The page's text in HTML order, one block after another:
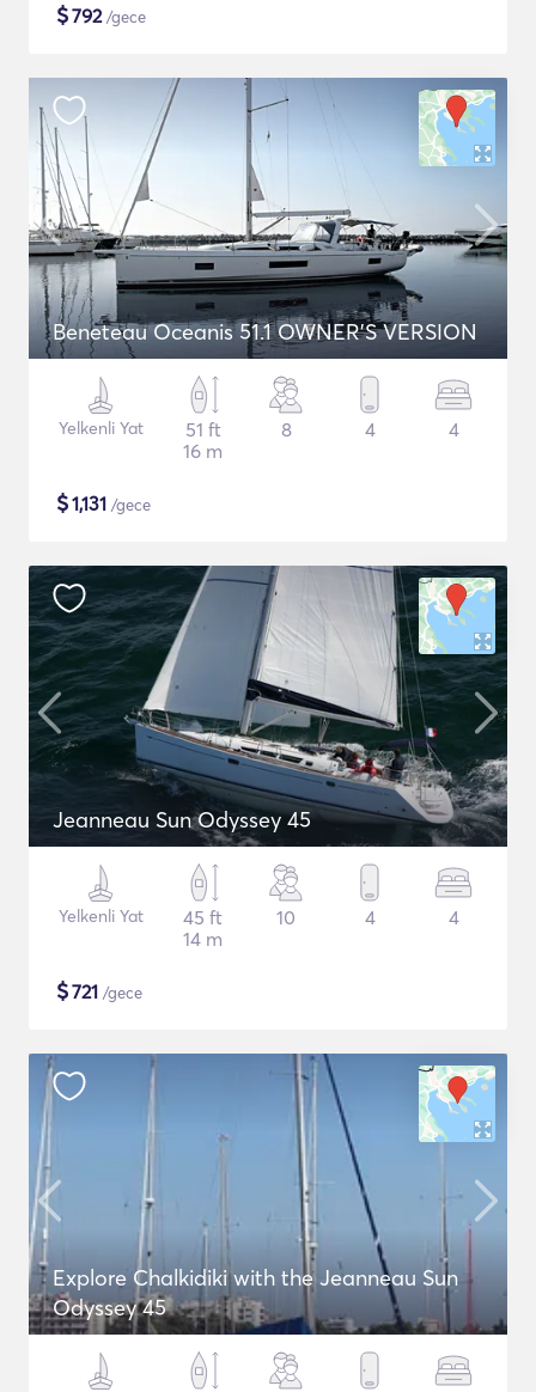
$792/gece
Beneteau Oceanis 51.1 OWNER'S VERSION
Yelkenli Yat
51 ft
16 m
8 4 4
$1,131 /gece
Jeanneau Sun Odyssey 45
Yelkenli Yat
45 ft
14 m
10 4 4
$721 /gece
Explore Chalkidiki with the Jeanneau Sun
Odyssey 45